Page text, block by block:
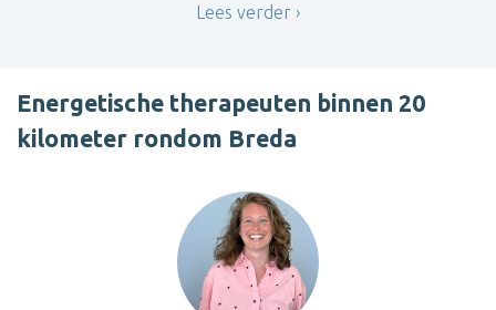
Lees verder
Energetische therapeuten binnen 20
kilometer rondom Breda